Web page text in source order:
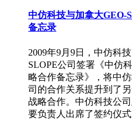
中仿科技与加拿大GEO-
备忘录
2009年9月9日，中仿科
SLOPE公司签署《中仿
略合作备忘录》，将中
司的合作关系提升到了
战略合作。中仿科技公
要负责人出席了签约仪